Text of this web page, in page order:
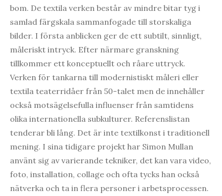
bom. De textila verken består av mindre bitar tyg i
samlad färgskala sammanfogade till storskaliga
bilder. I första anblicken ger de ett subtilt, sinnligt,
måleriskt intryck. Efter närmare granskning
tillkommer ett konceptuellt och råare uttryck.
Verken för tankarna till modernistiskt måleri eller
textila teaterridåer från 50-talet men de innehåller
också motsägelsefulla influenser från samtidens
olika internationella subkulturer. Referenslistan
tenderar bli lång. Det är inte textilkonst i traditionell
mening. I sina tidigare projekt har Simon Mullan
använt sig av varierande tekniker, det kan vara video,
foto, installation, collage och ofta tycks han också
nätverka och ta in flera personer i arbetsprocessen.